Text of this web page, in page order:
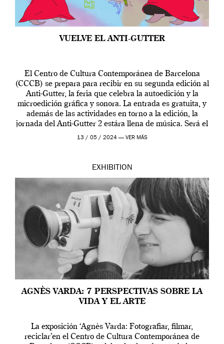
VUELVE EL ANTI-GUTTER
El Centro de Cultura Contemporánea de Barcelona
(CCCB) se prepara para recibir en su segunda edición al
Anti-Gutter, la feria que celebra la autoedición y la
microedición gráfica y sonora. La entrada es gratuita, y
además de las actividades en torno a la edición, la
jornada del Anti-Gutter 2 estára llena de música. Será el
[…]
13 / 05 / 2024 — VER MÁS
EXHIBITION
AGNÈS VARDA: 7 PERSPECTIVAS SOBRE LA
VIDA Y EL ARTE
La exposición ‘Agnès Varda: Fotografiar, filmar,
reciclar’en el Centro de Cultura Contemporánea de